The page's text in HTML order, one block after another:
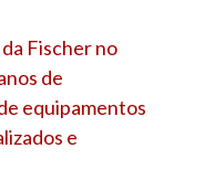
Fischer no
de
equipamentos
e